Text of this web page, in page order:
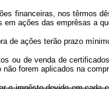
nos têrmos
ações das emprêsas a
de ações terão prazo
ou de venda de
forem aplicados na